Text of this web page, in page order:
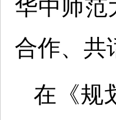
华中师范
合作、共
在《规